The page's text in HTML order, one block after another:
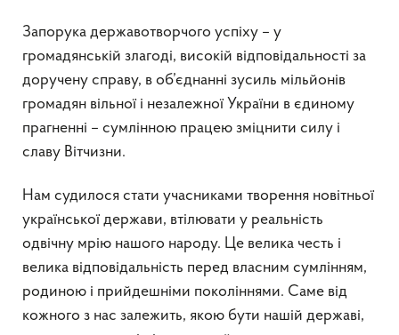
Запорука державотворчого успіху – у
громадянській злагоді, високій відповідальності за
доручену справу, в об’єднанні зусиль мільйонів
громадян вільної і незалежної України в єдиному
прагненні – сумлінною працею зміцнити силу і
славу Вітчизни.
Нам судилося стати учасниками творення новітньої
української держави, втілювати у реальність
одвічну мрію нашого народу. Це велика честь і
велика відповідальність перед власним сумлінням,
родиною і прийдешніми поколіннями. Саме від
кожного з нас залежить, якою бути нашій державі,